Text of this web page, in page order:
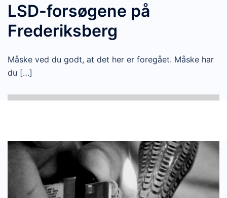
LSD-forsøgene på
Frederiksberg
Måske ved du godt, at det her er foregået. Måske har
du […]